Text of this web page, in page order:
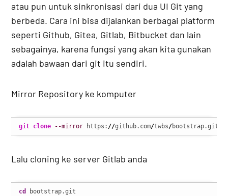
atau pun untuk sinkronisasi dari dua UI Git yang
berbeda. Cara ini bisa dijalankan berbagai platform
seperti Github, Gitea, Gitlab, Bitbucket dan lain
sebagainya, karena fungsi yang akan kita gunakan
adalah bawaan dari git itu sendiri.
Mirror Repository ke komputer
git clone --mirror https: //github.com/twbs/bootstrap.git
Lalu cloning ke server Gitlab anda
cd